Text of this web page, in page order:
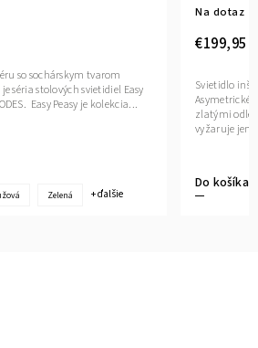
so sochárskym tvarom
séria stolových svietidiel Easy
Easy Peasy je kolekcia...
Zelená + ďalšie
Na dotaz
€199,95
Do košíka
Svietidlo
Asymetrické
zlatými
vyžaruje